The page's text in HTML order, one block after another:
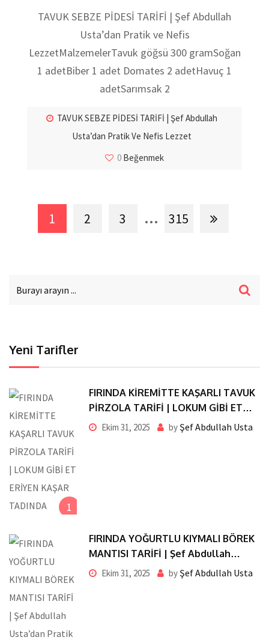
TAVUK SEBZE PİDESİ TARİFİ | Şef Abdullah
Usta’dan Pratik ve Nefis
LezzetMalzemelerTavuk göğsü 300 gramSoğan
1 adetBiber 1 adet Domates 2 adetHavuç 1
adetSarımsak 2
TAVUK SEBZE PİDESİ TARİFİ | Şef Abdullah
Usta’dan Pratik Ve Nefis Lezzet
0 Beğenmek
1 2 3 ... 315
Yeni Tarifler
1
FIRINDA KİREMİTTE KAŞARLI TAVUK
PİRZOLA TARİFİ | LOKUM GİBİ ET
ERİYEN KAŞAR TADINDA
Ekim 31, 2025 byŞef Abdullah Usta
FIRINDA YOĞURTLU KIYMALI BÖREK
MANTISI TARİFİ | Şef Abdullah
Usta’dan Pratik ve Nefis Lezzet
Ekim 31, 2025 byŞef Abdullah Usta